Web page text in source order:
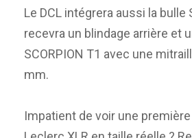
Le DCL intégrera aussi la bulle
recevra un blindage arrière et
SCORPION T1 avec une
mm.
Impatient de voir une